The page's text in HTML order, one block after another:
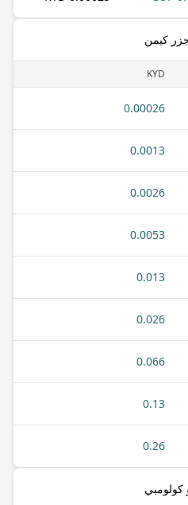
كيمن
KYD
0.00026
0.0013
0.0026
0.0053
0.013
0.026
0.066
0.13
0.26
كولومبي